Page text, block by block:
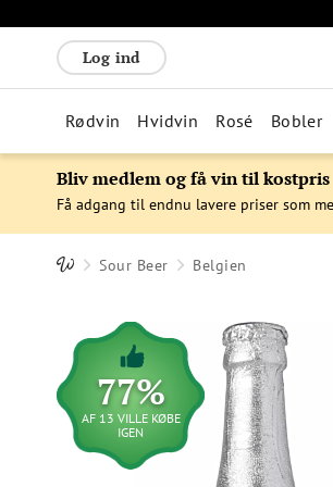
Log ind
Rødvin Hvidvin Rosé Bobler
Bliv medlem og få vin til kostpris
Få adgang til endnu lavere priser som
Sour Beer Belgien
77%
AF 13 VILLE KØBE
IGEN